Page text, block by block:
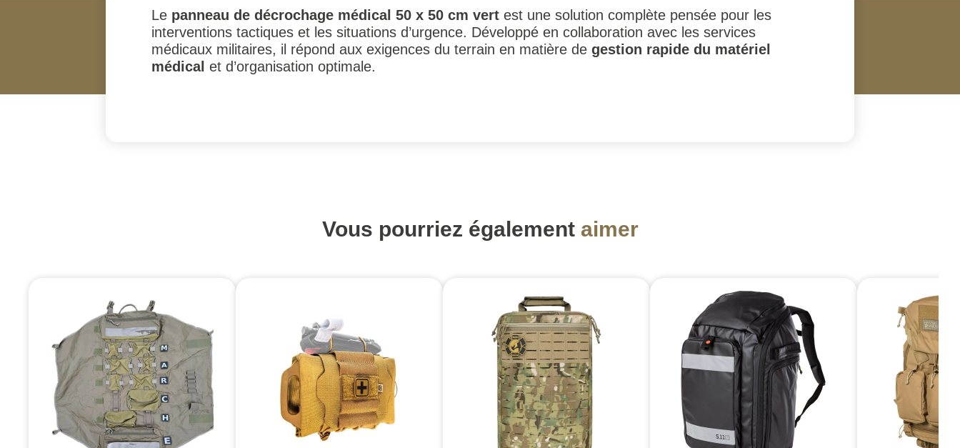
Le panneau de décrochage médical 50 x 50 cm vert est une solution complète pensée pour les
interventions tactiques et les situations d’urgence. Développé en collaboration avec les services
médicaux militaires, il répond aux exigences du terrain en matière de gestion rapide du matériel
médical et d’organisation optimale.
Vous pourriez également aimer